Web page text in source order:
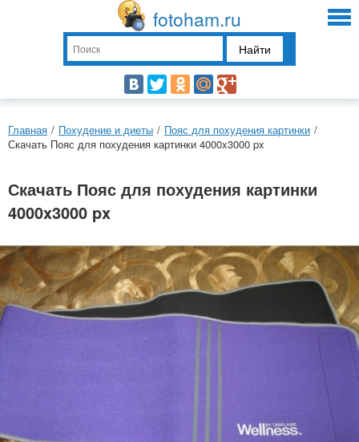
fotoham.ru
Найти
Главная / Похудение и диеты / Пояс для похудения картинки /
Скачать Пояс для похудения картинки 4000x3000 px
Скачать Пояс для похудения картинки
4000x3000 px